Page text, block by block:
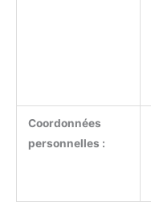
Coordonnées
personnelles :